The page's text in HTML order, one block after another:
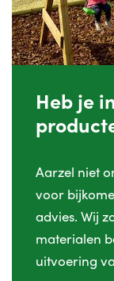
Heb je
Aarzel niet
voor
advies. Wij
materialen
uitvoering